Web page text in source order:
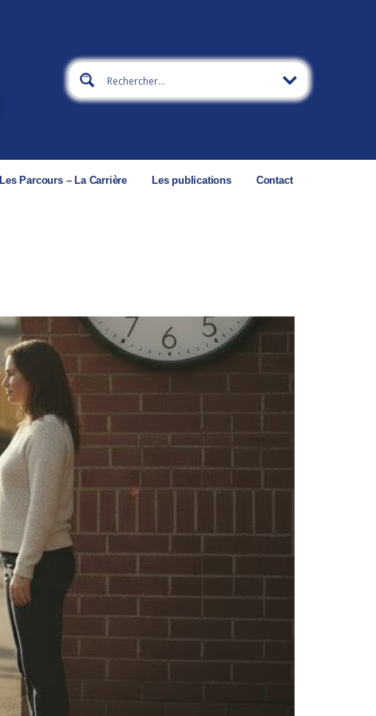
Les Parcours – La Carrière Les publications Contact